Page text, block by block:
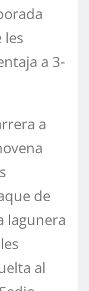
les
a 3-
a
de
lagunera
al